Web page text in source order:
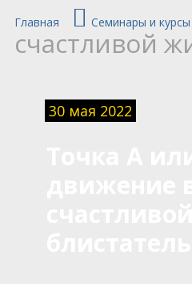
Главная Семинары и курсы
счастливой
30 мая 2022